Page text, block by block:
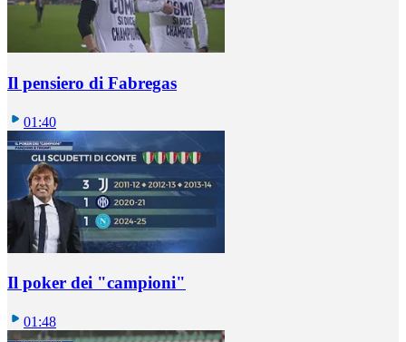
Il pensiero di Fabregas
01:40
Il poker dei "campioni"
01:48